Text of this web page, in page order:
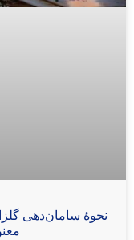
نحوۀ سامان‌دهی